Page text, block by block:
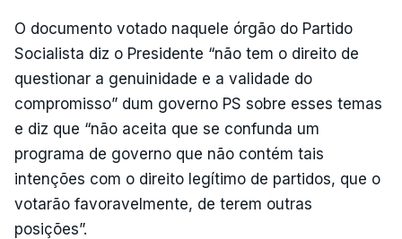
O documento votado naquele órgão do Partido
Socialista diz o Presidente “não tem o direito de
questionar a genuinidade e a validade do
compromisso” dum governo PS sobre esses temas
e diz que “não aceita que se confunda um
programa de governo que não contém tais
intenções com o direito legítimo de partidos, que o
votarão favoravelmente, de terem outras
posições”.